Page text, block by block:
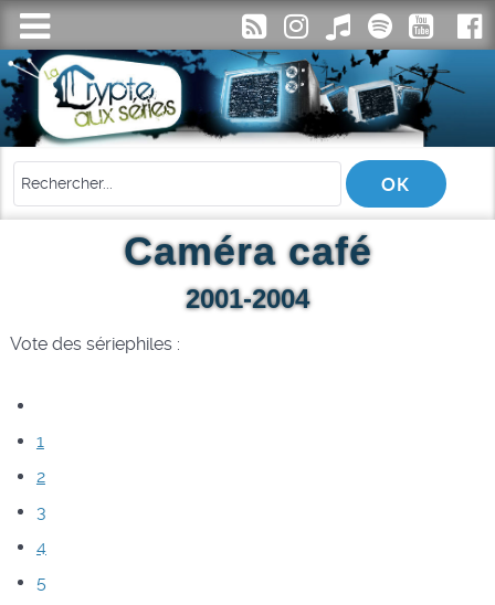
Caméra café
2001-2004
Vote des sériephiles :
1
2
3
4
5